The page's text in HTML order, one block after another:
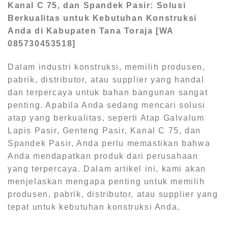
Kanal C 75, dan Spandek Pasir: Solusi
Berkualitas untuk Kebutuhan Konstruksi
Anda di Kabupaten Tana Toraja [WA
085730453518]
Dalam industri konstruksi, memilih produsen,
pabrik, distributor, atau supplier yang handal
dan terpercaya untuk bahan bangunan sangat
penting. Apabila Anda sedang mencari solusi
atap yang berkualitas, seperti Atap Galvalum
Lapis Pasir, Genteng Pasir, Kanal C 75, dan
Spandek Pasir, Anda perlu memastikan bahwa
Anda mendapatkan produk dari perusahaan
yang terpercaya. Dalam artikel ini, kami akan
menjelaskan mengapa penting untuk memilih
produsen, pabrik, distributor, atau supplier yang
tepat untuk kebutuhan konstruksi Anda.